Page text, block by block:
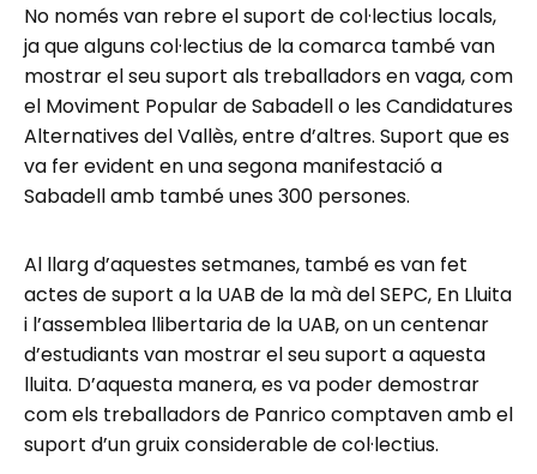
No només van rebre el suport de col·lectius locals,
ja que alguns col·lectius de la comarca també van
mostrar el seu suport als treballadors en vaga, com
el Moviment Popular de Sabadell o les Candidatures
Alternatives del Vallès, entre d’altres. Suport que es
va fer evident en una segona manifestació a
Sabadell amb també unes 300 persones.
Al llarg d’aquestes setmanes, també es van fet
actes de suport a la UAB de la mà del SEPC, En Lluita
i l’assemblea llibertaria de la UAB, on un centenar
d’estudiants van mostrar el seu suport a aquesta
lluita. D’aquesta manera, es va poder demostrar
com els treballadors de Panrico comptaven amb el
suport d’un gruix considerable de col·lectius.